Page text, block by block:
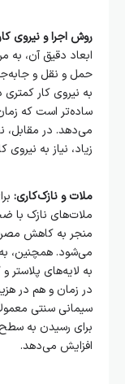
روش اجرا و نیروی
ابعاد دقیق آن، به
حمل و نقل و
به نیروی کار
ساده‌تر است که
می‌دهد. در مقابل،
زیاد، نیاز به
ملات و نازک‌کاری:
ملات‌های نازک با
منجر به کاهش
می‌شود. همچنین،
به لایه‌های
در زمان و هم در
سیمانی سنتی
برای رسیدن به
افزایش می‌دهد.